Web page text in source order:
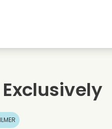
Romantiska
Exclusively